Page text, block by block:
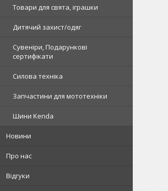
Товари для свята, іграшки
Дитячий захист/одяг
Сувеніри, Подарункові
сертифікати
Силова техніка
Запчастини для мототехніки
Шини Kenda
Новини
Про нас
Відгуки